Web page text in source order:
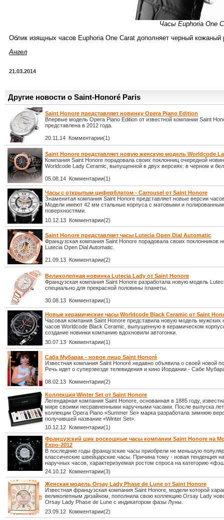
Часы Euphoria One
Облик изящных часов Euphoria One Carat дополняет черный
Ангел
21.03.2014
Другие новости о Saint-Honoré Paris
Saint Honore представляет новинку Opera Piano Edition
Впервые модель Opera Piano Edition от известной компании Saint
представлена в 2012 года.
20.11.14 Комментарии(1)
Saint Honore представляет новую женскую модель Worldcode
Компания Saint Honore порадовала своих поклонниц очередной
Worldcode Lady Ceramic, выпущенной в двух версиях: в черном и
05.08.14 Комментарии(1)
Часы с открытым циферблатом - Carrousel от Saint Honore
Знаменитая компания Saint Honore представляет новые версии
Модели имеют 42 мм стальные корпуса с матовыми и
поверхностями.
10.12.13 Комментарии(2)
Saint Honore представляет часы Lutecia Open Dial Automatic
Французская компания Saint Honore порадовала своих поклонников
Lutecia Open Dial Automatic.
21.09.13 Комментарии(2)
Великолепная новинка Lutecia Lady от Saint Honore
Французская компания Saint Honore разработала новую модель
специально для прекрасной половины планеты.
30.08.13 Комментарии(1)
Новые керамические часы Worldcode Black Ceramic от Saint
Часовая компания Saint Honore представила новую модель мужских
часов Worldcode Black Ceramic, выпущенную в керамическом
создание новинки компанию вдохновили автогонки.
30.07.13 Комментарии(1)
Саба Мубарак - новое лицо Saint Honoré
Известная компания Saint Honoré недавно объявила о своей новой
Речь идет о суперзвезде телевидения и кино Иордании - Сабе
08.02.13 Комментарии(2)
Коллекция Winter Set от Saint Honore
Легендарная компания Saint Honore, основанная в 1885 году,
мире своими несравненными наручными часами. После выпуска
коллекции Opera Piano «Summer Se» марка разработала зимнюю
получившей название «Winter Set».
10.12.12 Комментарии(1)
Французский шик роскошные часы компании Saint Honore на
Expo-2012
В последние годы французские часы приобрели не меньшую
классические швейцарские часы. Причина тому - новая тенденция
наручных часов, характеризуемая ростом спроса на категорию
24.10.12 Комментарии(3)
Женская модель Orsay Lady Phase de Lune от Saint Honore
Известная французская компания Saint Honore, модели которой
великолепным дизайном, пополнила свою коллекцию Orsay Lady
Orsay Lady Phase de Lune с индикатором фазы Луны.
23.09.12 Комментарии(2)